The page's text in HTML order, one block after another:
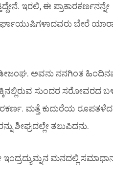
ಇರಲಿ, ಈ
ಬೇರೆ
ಅವನು ನನಗಿಂತ
ಸುಂದರ ಸರೋವರದ
ಮತ್ತೆ ಕುದುರೆಯ ರೂಪತಳೆದ
ಶೀಘ್ರದಲ್ಲೇ ತಲುಪಿದನು.
ಮನದಲ್ಲಿ